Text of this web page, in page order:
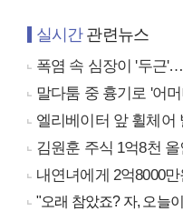
실시간관련뉴스
폭염 속 심장이 '두근
말다툼 중 흉기로 '어
엘리베이터 앞 휠체어
김원훈 주식 1억8천
내연녀에게 2억8000
"오래 참았죠? 자, 오늘